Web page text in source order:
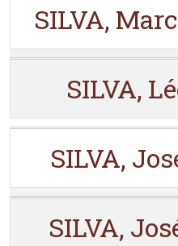
SILVA,
SILVA,
SILVA,
SILVA,